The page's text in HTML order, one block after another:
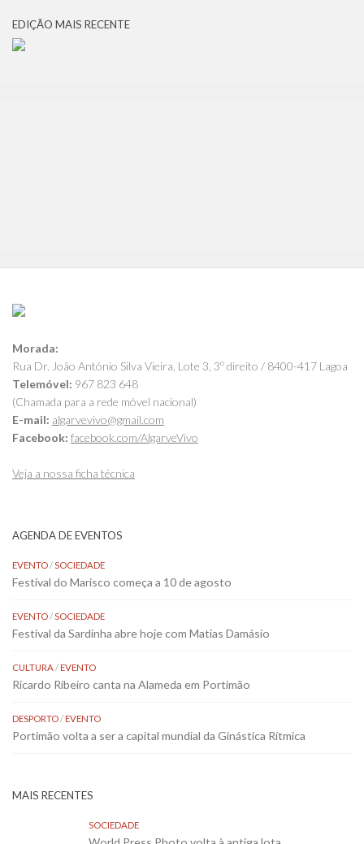
EDIÇÃO MAIS RECENTE
Morada:
Rua Dr. João António Silva Vieira, Lote 3, 3º direito / 8400-417 Lagoa
Telemóvel: 967 823 648
(Chamada para a rede móvel nacional)
E-mail: algarvevivo@gmail.com
Facebook: facebook.com/AlgarveVivo
Veja a nossa ficha técnica
AGENDA DE EVENTOS
EVENTO/SOCIEDADE
Festival do Marisco começa a 10 de agosto
EVENTO/SOCIEDADE
Festival da Sardinha abre hoje com Matias Damásio
CULTURA/EVENTO
Ricardo Ribeiro canta na Alameda em Portimão
DESPORTO/EVENTO
Portimão volta a ser a capital mundial da Ginástica Rítmica
MAIS RECENTES
SOCIEDADE